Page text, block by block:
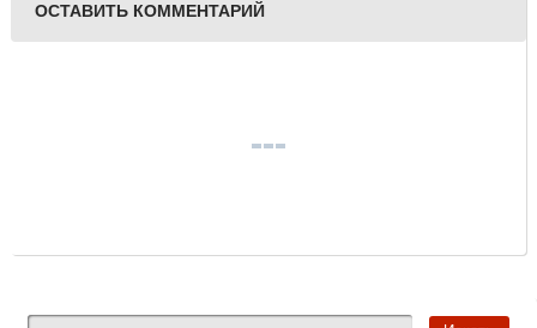
ОСТАВИТЬ КОММЕНТАРИЙ